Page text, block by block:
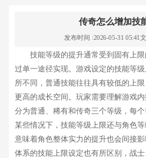
传奇怎么增加技
发布时间 :2026-05-31 05:41
技能等级的提升通常受到固有上
过单一途径实现。游戏设定的技能等
所不同，普通技能往往具有较低的上
更高的成长空间。玩家需要理解游戏
分为普通、稀有和传奇三个等级，每个
某些情况下，技能等级上限还与角色
意味着角色整体实力的提升也会间接
体系的技能上限设定也有所区别，战